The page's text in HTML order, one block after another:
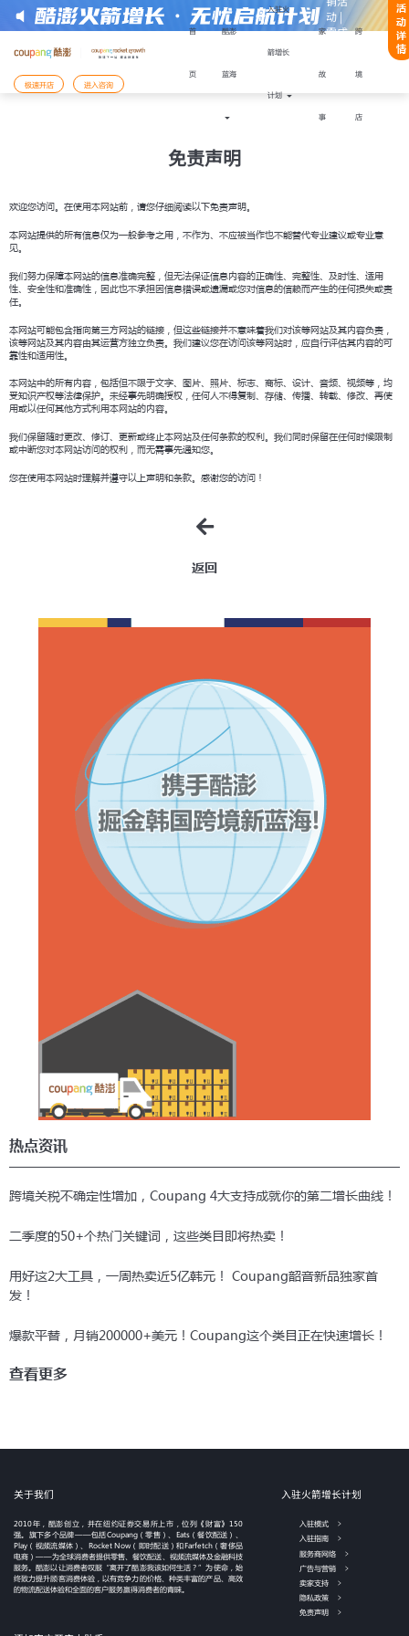
动 |
零成
活
动
详
情
首
页
酷澎
蓝海
入驻火
箭增长
计划
家
故
事
跨
境
店
极速开店 进入咨询
或获取帮助：
入驻Coupang酷澎火箭增长计划
以下入驻材料，能更顺利地完成注册与下店：
限公司企业营业执照
身份证件
手机号码及其话费月账单发票
服务商收款账户
服务商签订的协议履行确认书
法定代表人手机号进行账户注册
已经准备好材料，前
免责声明
免责声明
欢迎您访问。在使用本网站前，请您仔细阅读以下免责声明。
本网站提供的所有信息仅为一般参考之用，不作为、不应被当作也不能替代专业建议或专业意
见。
我们努力保障本网站的信息准确完整，但无法保证信息内容的正确性、完整性、及时性、适用
性、安全性和准确性，因此也不承担因信息错误或遗漏或您对信息的信赖而产生的任何损失或责
任。
本网站可能包含指向第三方网站的链接，但这些链接并不意味着我们对该等网站及其内容负责，
该等网站及其内容由其运营方独立负责。我们建议您在访问该等网站时，应自行评估其内容的可
靠性和适用性。
本网站中的所有内容，包括但不限于文字、图片、照片、标志、商标、设计、音频、视频等，均
受知识产权等法律保护。未经事先明确授权，任何人不得复制、存储、传播、转载、修改、再使
用或以任何其他方式利用本网站的内容。
我们保留随时更改、修订、更新或终止本网站及任何条款的权利。我们同时保留在任何时候限制
或中断您对本网站访问的权利，而无需事先通知您。
您在使用本网站时理解并遵守以上声明和条款。感谢您的访问！
返回
热点资讯
跨境关税不确定性增加，Coupang 4大支持成就你的第二增长曲线！
二季度的50+个热门关键词，这些类目即将热卖！
用好这2大工具，一周热卖近5亿韩元！ Coupang韶音新品独家首
发！
爆款平替，月销200000+美元！Coupang这个类目正在快速增长！
查看更多
关于我们
2010年，酷澎创立，并在纽约证券交易所上市，位列《财富》150
强。旗下多个品牌——包括Coupang（零售）、Eats（餐饮配送）、
Play（视频流媒体）、Rocket Now（即时配送）和Farfetch（奢侈品
电商）——为全球消费者提供零售、餐饮配送、视频流媒体及金融科技
服务。酷澎以让消费者叹服“离开了酷澎我该如何生活？”为使命，始
终致力提升顾客消费体验，以有竞争力的价格、种类丰富的产品、高效
的物流配送体验和全面的客户服务赢得消费者的青睐。
入驻火箭增长计划
入驻模式
入驻指南
服务商网络
广告与营销
卖家支持
隐私政策
免责声明